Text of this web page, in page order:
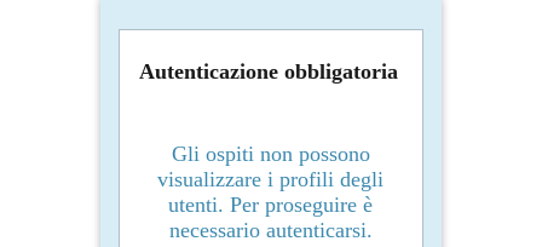
Autenticazione obbligatoria
Gli ospiti non possono
visualizzare i profili degli
utenti. Per proseguire è
necessario autenticarsi.